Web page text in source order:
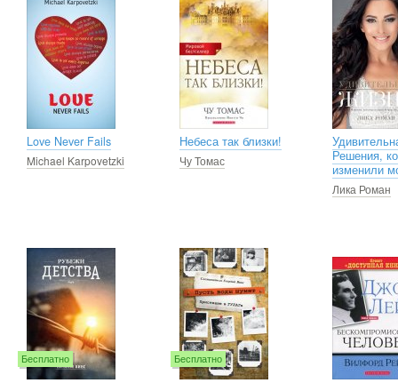
Love Never Fails
Michael Karpovetzki
Небеса так близки!
Чу Томас
Решения,
изменили
Лика Роман
Бесплатно Бесплатно